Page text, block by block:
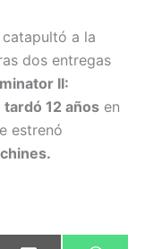
catapultó a la
dos entregas
II:
tardó 12 años en
estrenó